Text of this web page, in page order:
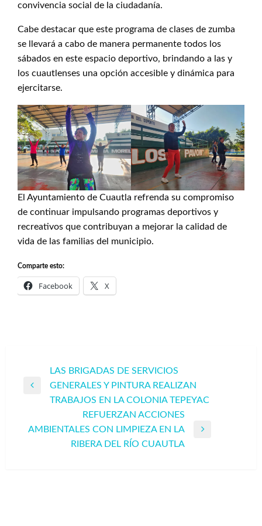
convivencia social de la ciudadanía.
Cabe destacar que este programa de clases de zumba
se llevará a cabo de manera permanente todos los
sábados en este espacio deportivo, brindando a las y
los cuautlenses una opción accesible y dinámica para
ejercitarse.
El Ayuntamiento de Cuautla refrenda su compromiso
de continuar impulsando programas deportivos y
recreativos que contribuyan a mejorar la calidad de
vida de las familias del municipio.
Comparte esto:
Facebook X
Navegación
de
entradas
LAS BRIGADAS DE SERVICIOS
GENERALES Y PINTURA REALIZAN
TRABAJOS EN LA COLONIA TEPEYAC
REFUERZAN ACCIONES
AMBIENTALES CON LIMPIEZA EN LA
RIBERA DEL RÍO CUAUTLA